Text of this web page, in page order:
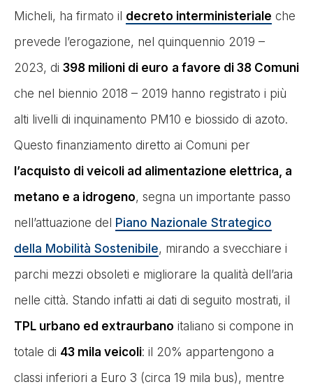
Micheli, ha firmato il decreto interministeriale che
prevede l’erogazione, nel quinquennio 2019 –
2023, di 398 milioni di euro a favore di 38 Comuni
che nel biennio 2018 – 2019 hanno registrato i più
alti livelli di inquinamento PM10 e biossido di azoto.
Questo finanziamento diretto ai Comuni per
l’acquisto di veicoli ad alimentazione elettrica, a
metano e a idrogeno, segna un importante passo
nell’attuazione del Piano Nazionale Strategico
della Mobilità Sostenibile, mirando a svecchiare i
parchi mezzi obsoleti e migliorare la qualità dell’aria
nelle città. Stando infatti ai dati di seguito mostrati, il
TPL urbano ed extraurbano italiano si compone in
totale di 43 mila veicoli: il 20% appartengono a
classi inferiori a Euro 3 (circa 19 mila bus), mentre